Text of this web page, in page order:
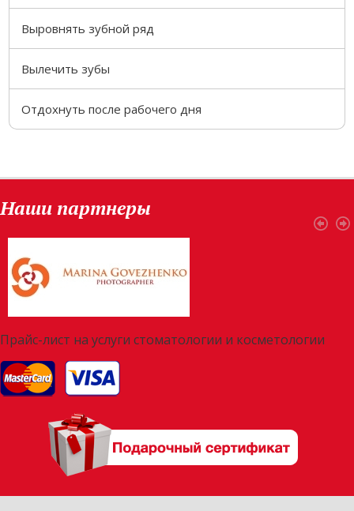
Выровнять зубной ряд
Вылечить зубы
Отдохнуть после рабочего дня
Наши партнеры
Прайс-лист на услуги стоматологии и косметологии